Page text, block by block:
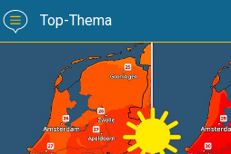
Top-Thema
Volop zon en zomerse warmte.